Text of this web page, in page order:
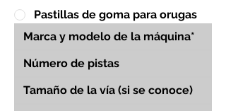
Pastillas de goma para orugas